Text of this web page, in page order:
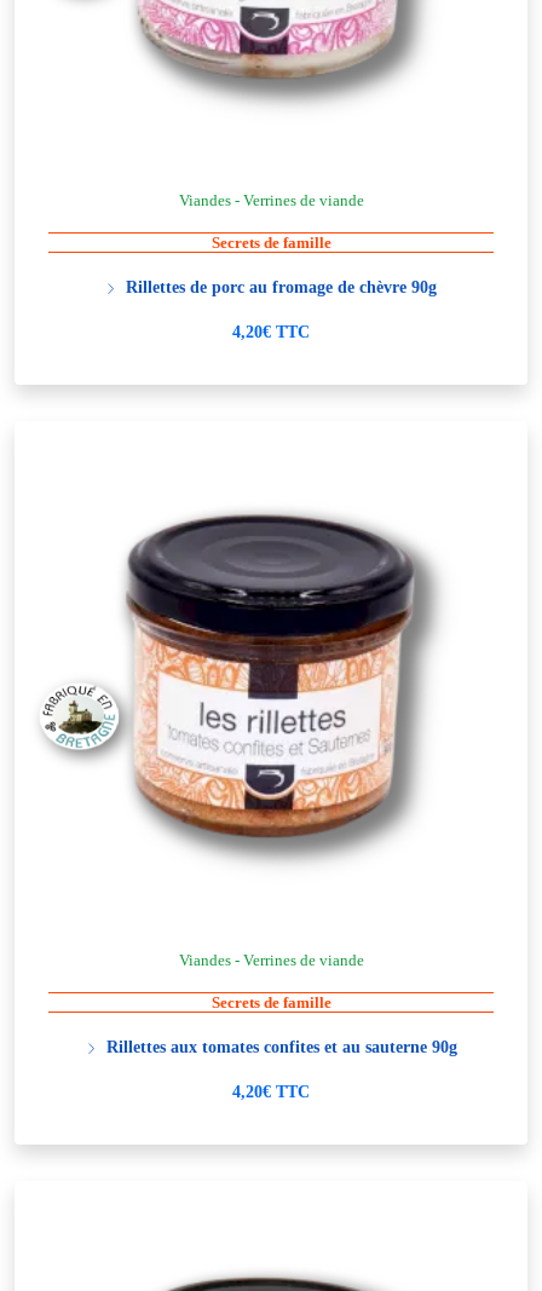
Viandes - Verrines de viande
Secrets de famille
Rillettes de porc au fromage de chèvre 90g
4,20€ TTC
Viandes - Verrines de viande
Secrets de famille
Rillettes aux tomates confites et au sauterne 90g
4,20€ TTC